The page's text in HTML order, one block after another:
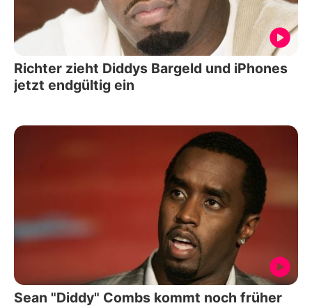
Richter zieht Diddys Bargeld und iPhones
jetzt endgültig ein
Sean "Diddy" Combs kommt noch früher